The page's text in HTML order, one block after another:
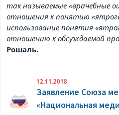
так называемые «врачебные
отношения к понятию
использование понятия
отношению к обсуждаемой
Рошаль.
12.11.2018
Заявление Союза
«Национальная